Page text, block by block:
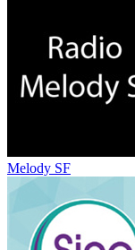
Melody SF